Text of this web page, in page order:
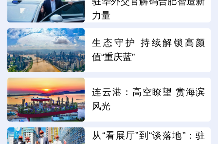
力量
生态守护 持续解锁高颜
值“重庆蓝”
连云港：高空瞭望 赏海滨
风光
从“看展厅”到“谈落地”：驻